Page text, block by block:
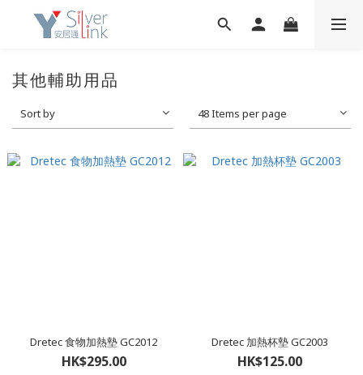
其他輔助用品
Sort by 48 Items per page
Dretec 食物加熱墊 GC2012
HK$295.00
Dretec 加熱杯墊 GC2003
HK$125.00